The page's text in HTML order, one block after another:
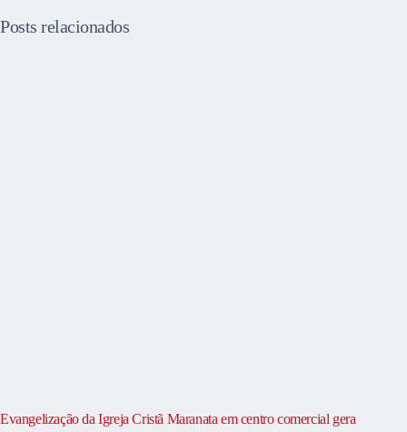
Posts relacionados
Evangelização da Igreja Cristã Maranata em centro comercial gera